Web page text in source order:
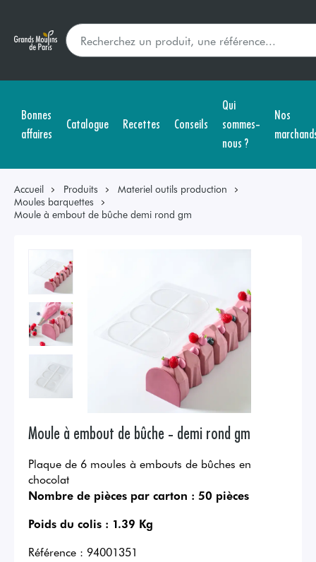
Bonnes
affaires
Catalogue Recettes Conseils
Qui
sommes-
nous ?
Nos
Accueil Produits
Materiel outils production
Moules barquettes
Moule à embout de bûche demi rond gm
Moule à embout de bûche - demi rond gm
Plaque de 6 moules à embouts de bûches en
chocolat
Nombre de pièces par carton : 50 pièces
Poids du colis : 1.39 Kg
Référence : 94001351